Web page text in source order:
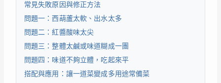
常見失敗原因與修正方法
問題一：西葫蘆太軟、出水太多
問題二：紅醬酸味太尖
問題三：整體太鹹或味道糊成一團
問題四：味道不夠立體，吃起來平
搭配與應用：讓一道菜變成多用途常備菜